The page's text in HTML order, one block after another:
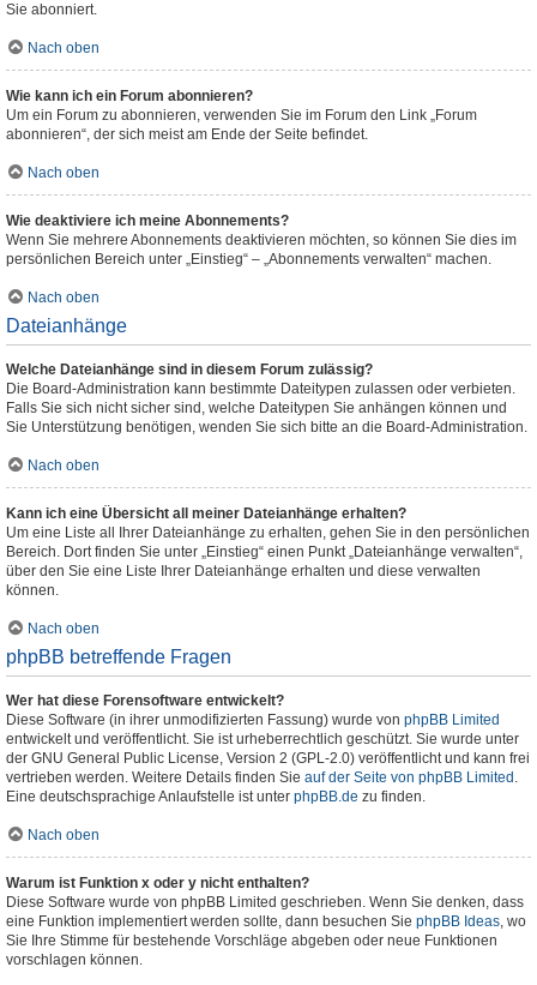
Sie abonniert.
Nach oben
Wie kann ich ein Forum abonnieren?
Um ein Forum zu abonnieren, verwenden Sie im Forum den Link „Forum
abonnieren“, der sich meist am Ende der Seite befindet.
Nach oben
Wie deaktiviere ich meine Abonnements?
Wenn Sie mehrere Abonnements deaktivieren möchten, so können Sie dies im
persönlichen Bereich unter „Einstieg“ – „Abonnements verwalten“ machen.
Nach oben
Dateianhänge
Welche Dateianhänge sind in diesem Forum zulässig?
Die Board-Administration kann bestimmte Dateitypen zulassen oder verbieten.
Falls Sie sich nicht sicher sind, welche Dateitypen Sie anhängen können und
Sie Unterstützung benötigen, wenden Sie sich bitte an die Board-Administration.
Nach oben
Kann ich eine Übersicht all meiner Dateianhänge erhalten?
Um eine Liste all Ihrer Dateianhänge zu erhalten, gehen Sie in den persönlichen
Bereich. Dort finden Sie unter „Einstieg“ einen Punkt „Dateianhänge verwalten“,
über den Sie eine Liste Ihrer Dateianhänge erhalten und diese verwalten
können.
Nach oben
phpBB betreffende Fragen
Wer hat diese Forensoftware entwickelt?
Diese Software (in ihrer unmodifizierten Fassung) wurde von phpBB Limited
entwickelt und veröffentlicht. Sie ist urheberrechtlich geschützt. Sie wurde unter
der GNU General Public License, Version 2 (GPL-2.0) veröffentlicht und kann frei
vertrieben werden. Weitere Details finden Sie auf der Seite von phpBB Limited .
Eine deutschsprachige Anlaufstelle ist unter phpBB.de zu finden.
Nach oben
Warum ist Funktion x oder y nicht enthalten?
Diese Software wurde von phpBB Limited geschrieben. Wenn Sie denken, dass
eine Funktion implementiert werden sollte, dann besuchen Sie phpBB Ideas, wo
Sie Ihre Stimme für bestehende Vorschläge abgeben oder neue Funktionen
vorschlagen können.